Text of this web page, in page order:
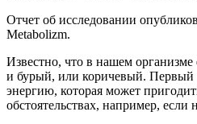
Отчет об исследовании
Metabolizm.
Известно, что в нашем
и бурый, или коричевый. Первый
энергию, которая может
обстоятельствах, например, если